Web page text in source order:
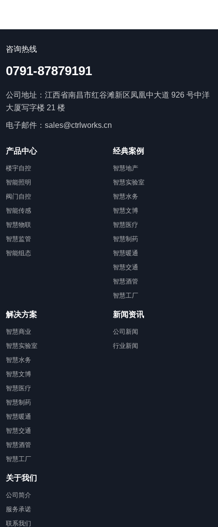
咨询热线
0791-87879191
公司地址：江西省南昌市红谷滩新区凤凰中大道 926 号中洋
大厦写字楼 21 楼
电子邮件：sales@ctrlworks.cn
产品中心
楼宇自控
智能照明
阀门自控
智能传感
智慧物联
智慧监管
智能组态
经典案例
智慧地产
智慧实验室
智慧水务
智慧文博
智慧医疗
智慧制药
智慧暖通
智慧交通
智慧酒管
智慧工厂
解决方案
智慧商业
智慧实验室
智慧水务
智慧文博
智慧医疗
智慧制药
智慧暖通
智慧交通
智慧酒管
智慧工厂
新闻资讯
公司新闻
行业新闻
关于我们
公司简介
服务承诺
联系我们